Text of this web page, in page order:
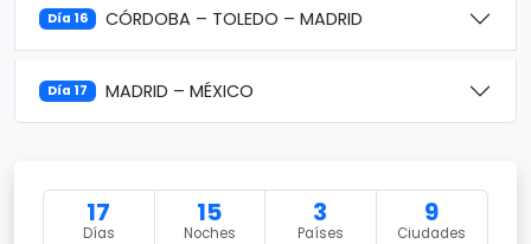
Día 16 CÓRDOBA – TOLEDO – MADRID
Día 17 MADRID – MÉXICO
17
Días
15
Noches
3
Países
9
Ciudades